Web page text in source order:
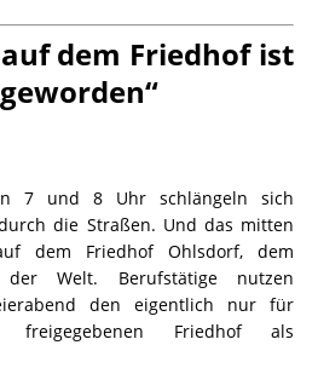
dem Friedhof ist
7 und 8 Uhr schlängeln sich
die Straßen. Und das mitten
dem Friedhof Ohlsdorf, dem
der Welt. Berufstätige nutzen
den eigentlich nur für
Friedhof als